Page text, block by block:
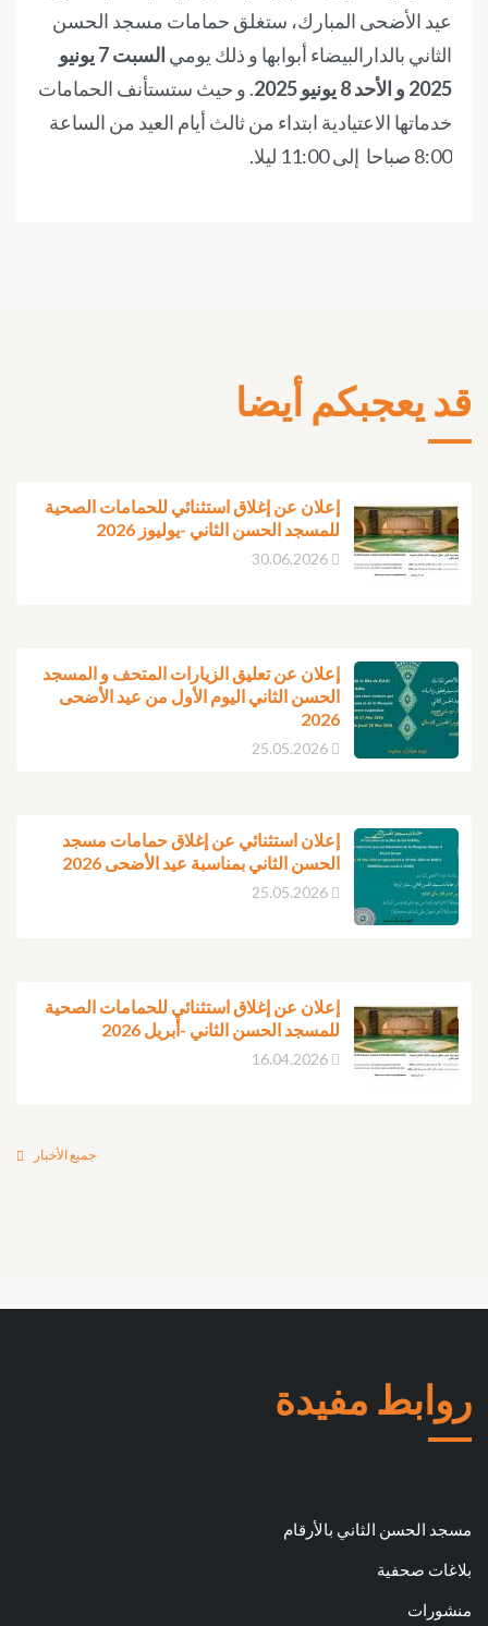
عيد الأضحى المبارك، ستغلق حمامات مسجد الحسن
الثاني بالدارالبيضاء أبوابها و ذلك يومي
السبت 7 يونيو
2025 و الأحد 8 يونيو 2025
. و حيث ستستأنف الحمامات
خدماتها الاعتيادية ابتداء من ثالث أيام العيد من الساعة
8:00 صباحا إلى 11:00 ليلا.
قد يعجبكم أيضا
إعلان عن إغلاق استثنائي للحمامات الصحية
للمسجد الحسن الثاني -يوليوز 2026
30.06.2026
إعلان عن تعليق الزيارات المتحف و المسجد
الحسن الثاني اليوم الأول من عيد الأضحى
2026
25.05.2026
إعلان استثنائي عن إغلاق حمامات مسجد
الحسن الثاني بمناسبة عيد الأضحى 2026
25.05.2026
إعلان عن إغلاق استثنائي للحمامات الصحية
للمسجد الحسن الثاني -أبريل 2026
16.04.2026
جميع الأخبار
روابط مفيدة
مسجد الحسن الثاني بالأرقام
بلاغات صحفية
منشورات